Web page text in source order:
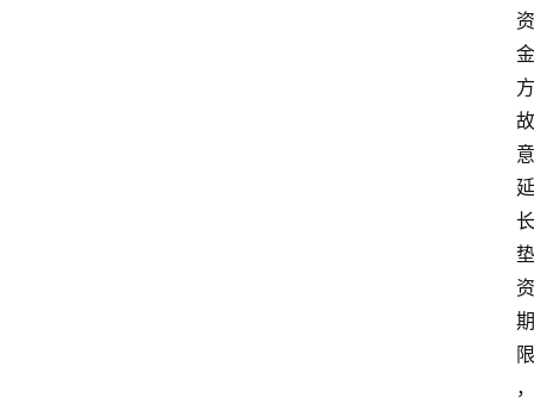
资
金
方
故
意
延
长
垫
资
期
限
，